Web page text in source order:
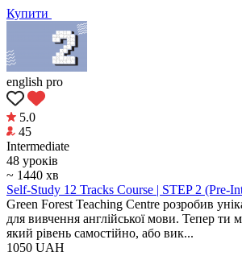
Купити
english pro
5.0
45
Intermediate
48 уроків
~ 1440 хв
Self-Study 12 Tracks Course | STEP 2 (Pre-
Green Forest Teaching Centre розробив
для вивчення англійської мови. Тепер
який рівень самостійно, або вик...
1050 UAH